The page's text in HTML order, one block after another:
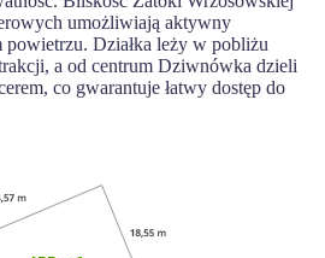
umożliwiają aktywny
Działka leży w pobliżu
a od centrum Dziwnówka dzieli
co gwarantuje łatwy dostęp do